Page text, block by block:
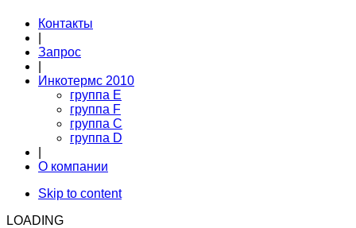
Контакты
Запрос
Инкотермс 2010
группа Е
группа F
группа С
группа D
О компании
Skip to content
LOADING